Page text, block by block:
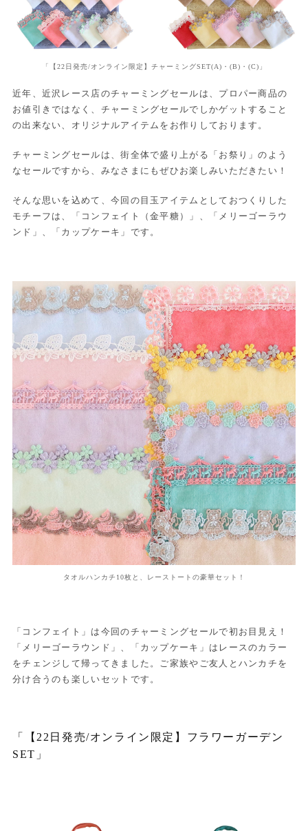
「【22日発売/オンライン限定】チャーミングSET(A)・(B)・(C)」
近年、近沢レース店のチャーミングセールは、プロパー商品の
お値引きではなく、チャーミングセールでしかゲットすること
の出来ない、オリジナルアイテムをお作りしております。
チャーミングセールは、街全体で盛り上がる「お祭り」のよう
なセールですから、みなさまにもぜひお楽しみいただきたい！
そんな思いを込めて、今回の目玉アイテムとしておつくりした
モチーフは、「コンフェイト（金平糖）」、「メリーゴーラウ
ンド」、「カップケーキ」です。
タオルハンカチ10枚と、レーストートの豪華セット！
「コンフェイト」は今回のチャーミングセールで初お目見え！
「メリーゴーラウンド」、「カップケーキ」はレースのカラー
をチェンジして帰ってきました。ご家族やご友人とハンカチを
分け合うのも楽しいセットです。
「【22日発売/オンライン限定】フラワーガーデン
SET」